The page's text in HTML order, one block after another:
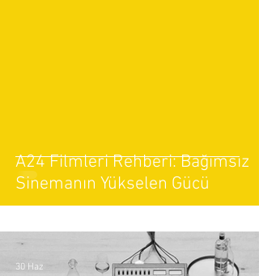
A24 Filmleri Rehberi: Bağımsız
Sinemanın Yükselen Gücü
30 Haz